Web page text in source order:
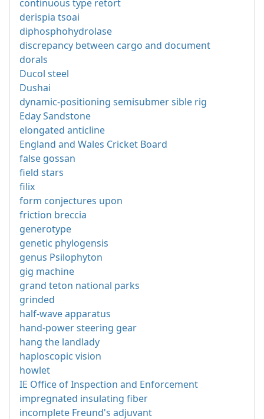
continuous type retort
derispia tsoai
diphosphohydrolase
discrepancy between cargo and document
dorals
Ducol steel
Dushai
dynamic-positioning semisubmer sible rig
Eday Sandstone
elongated anticline
England and Wales Cricket Board
false gossan
field stars
filix
form conjectures upon
friction breccia
generotype
genetic phylogensis
genus Psilophyton
gig machine
grand teton national parks
grinded
half-wave apparatus
hand-power steering gear
hang the landlady
haploscopic vision
howlet
IE Office of Inspection and Enforcement
impregnated insulating fiber
incomplete Freund's adjuvant